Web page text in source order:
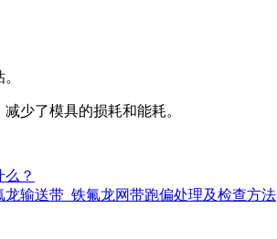
少了模具的损耗和能耗。
？
输送带_铁氟龙网带跑偏处理及检查方法